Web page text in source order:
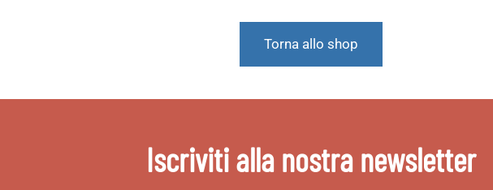
Torna allo shop
Iscriviti alla nostra newsletter